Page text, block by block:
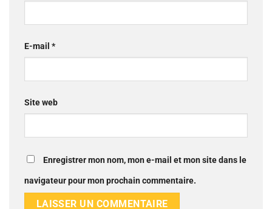
E-mail *
Site web
Enregistrer mon nom, mon e-mail et mon site dans le
navigateur pour mon prochain commentaire.